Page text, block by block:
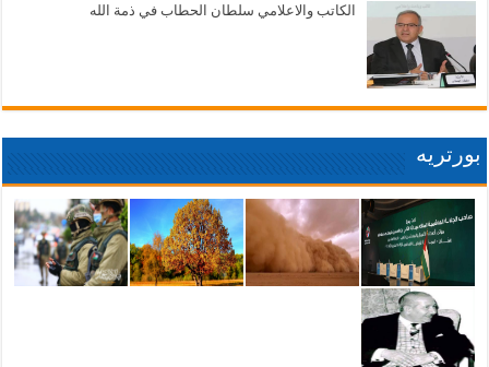
الكاتب والاعلامي سلطان الحطاب في ذمة الله
بورتريه